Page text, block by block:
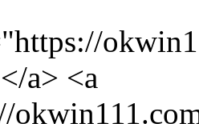
a> <a